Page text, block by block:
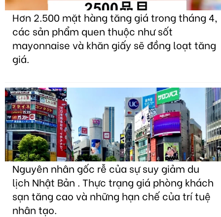
Hơn 2.500 mặt hàng tăng giá trong tháng 4,
các sản phẩm quen thuộc như sốt
mayonnaise và khăn giấy sẽ đồng loạt tăng
giá.
Nguyên nhân gốc rễ của sự suy giảm du
lịch Nhật Bản . Thực trạng giá phòng khách
sạn tăng cao và những hạn chế của trí tuệ
nhân tạo.